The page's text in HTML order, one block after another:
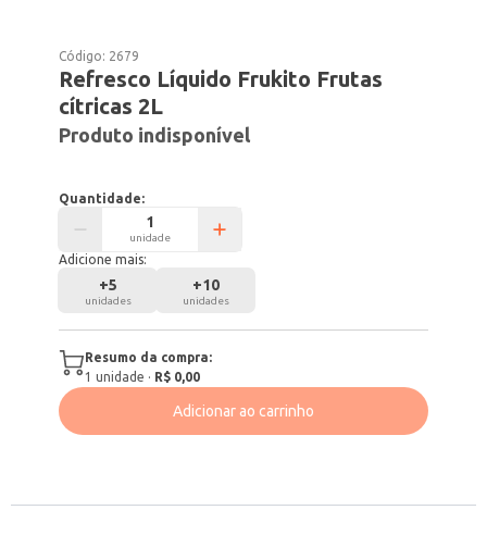
Código: 2679
Refresco Líquido Frukito Frutas
cítricas 2L
Produto indisponível
Quantidade:
unidade
Adicione mais:
+5
unidades
+10
unidades
Resumo da compra:
1 unidade · R$ 0,00
Adicionar ao carrinho